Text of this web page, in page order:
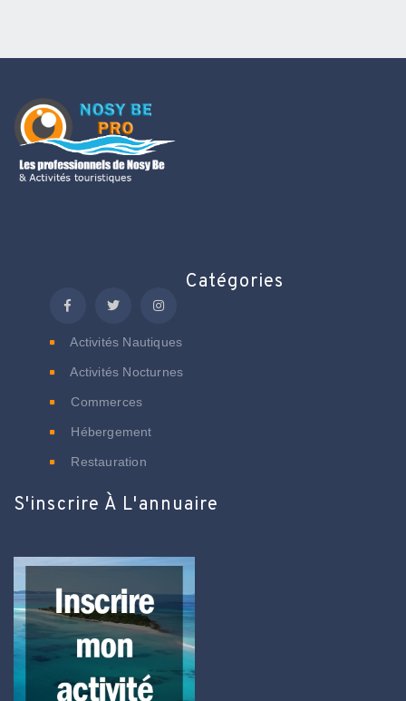
Catégories
Activités Nautiques
Activités Nocturnes
Commerces
Hébergement
Restauration
S'inscrire À L'annuaire